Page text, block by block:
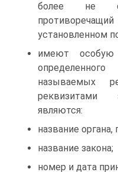
более не
установленном
имеют особую
называемых
реквизитами
являются:
название
название закона;
номер и дата